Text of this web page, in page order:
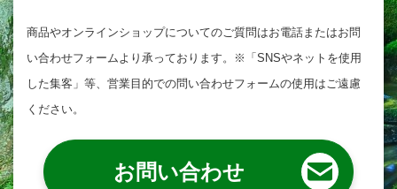
商品やオンラインショップについてのご質問はお電話またはお問
い合わせフォームより承っております。 ※「SNSやネットを使用
した集客」等、営業目的での問い合わせフォームの使用はご遠慮
ください。
お問い合わせ